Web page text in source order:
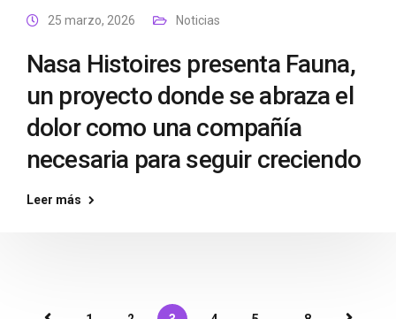
25 marzo, 2026 Noticias
Nasa Histoires presenta Fauna,
un proyecto donde se abraza el
dolor como una compañía
necesaria para seguir creciendo
Leer más